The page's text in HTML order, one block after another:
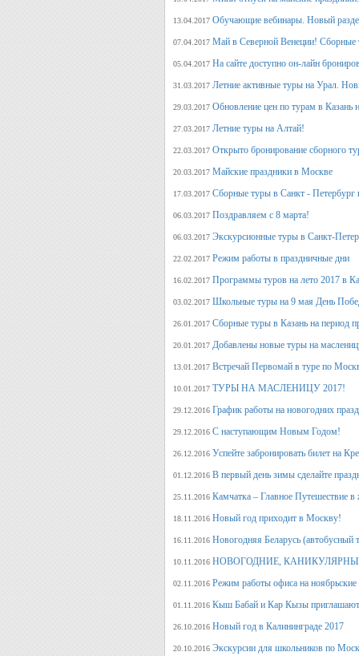
13.04.2017 Обучающие вебинары. Новый
07.04.2017 Май в Северной Венеции! Сборные
05.04.2017 На сайте доступно он-лайн
31.03.2017 Летние активные туры на Урал.
29.03.2017 Обновление цен по турам в Казань
27.03.2017 Летние туры на Алтай!
22.03.2017 Открыто бронирование сборного
20.03.2017 Майские праздники в Москве
17.03.2017 Сборные туры в Санкт - Петербург
06.03.2017 Поздравляем с 8 марта!
06.03.2017 Экскурсионные туры в Санкт-
22.02.2017 Режим работы в праздничные дни
16.02.2017 Программы туров на лето 2017 в
03.02.2017 Школьные туры на 9 мая День
26.01.2017 Сборные туры в Казань на период
20.01.2017 Добавлены новые туры на
13.01.2017 Встречай Первомай в туре по
10.01.2017 ТУРЫ НА МАСЛЕНИЦУ 2017!
29.12.2016 График работы на новогодних
29.12.2016 С наступающим Новым Годом!
26.12.2016 Успейте забронировать билет на
01.12.2016 В первый день зимы сделайте
25.11.2016 Камчатка – Главное Путешествие
18.11.2016 Новый год приходит в Москву!
16.11.2016 Новогодняя Беларусь
10.11.2016 НОВОГОДНИЕ,
02.11.2016 Режим работы офиса на ноябрьские
01.11.2016 Кыш Бабай и Кар Кызы
26.10.2016 Новый год в Калининграде 2017
20.10.2016 Экскурсии для школьников по